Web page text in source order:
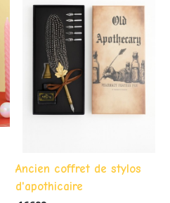
Ancien coffret de stylos
d'apothicaire